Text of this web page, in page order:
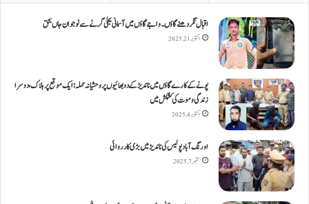
اقبال نگر دھنےگاؤں۔ واجےگاؤں میں آسمانی بجلی گرنے سے نوجوان جاں بحق
اکتوبر 21, 2025
پونے کے کارےگاؤں میں ناندیڑ کے دو بھائیوں پر وحشیانہ حملہ؛ ایک موقع پر ہلاک، دوسرا
زندگی و موت کی کشمکش میں
اکتوبر 4, 2025
اورنگ آباد پولیس کی ناندیڑ میں بڑی کارروائی
ستمبر 7, 2025